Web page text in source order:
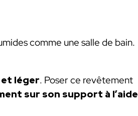
comme une salle de bain.
et léger. Poser ce revêtement
sur son support à l’aide